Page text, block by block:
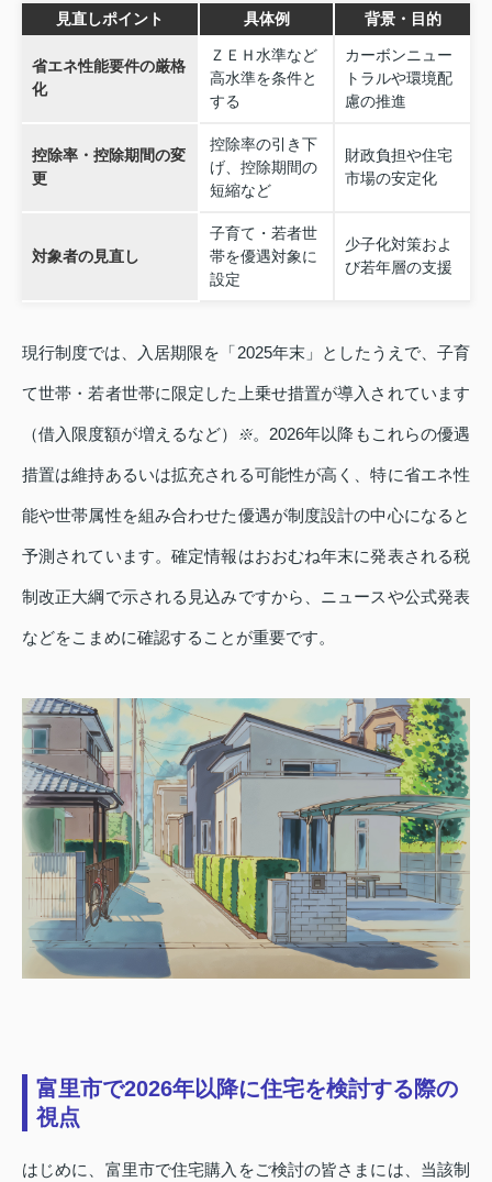
見直しポイント 具体例 背景・目的
省エネ性能要件の厳格
化
ＺＥＨ水準など
高水準を条件と
する
カーボンニュー
トラルや環境配
慮の推進
控除率・控除期間の変
更
控除率の引き下
げ、控除期間の
短縮など
財政負担や住宅
市場の安定化
対象者の見直し
子育て・若者世
帯を優遇対象に
設定
少子化対策およ
び若年層の支援
現行制度では、入居期限を「2025年末」としたうえで、子育
て世帯・若者世帯に限定した上乗せ措置が導入されています
（借入限度額が増えるなど） ※。2026年以降もこれらの優遇
措置は維持あるいは拡充される可能性が高く、特に省エネ性
能や世帯属性を組み合わせた優遇が制度設計の中心になると
予測されています。確定情報はおおむね年末に発表される税
制改正大綱で示される見込みですから、ニュースや公式発表
などをこまめに確認することが重要です。
富里市で2026年以降に住宅を検討する際の
視点
はじめに、富里市で住宅購入をご検討の皆さまには、当該制